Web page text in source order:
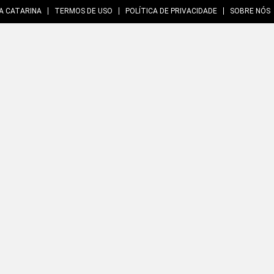
CATARINA TERMOS DE USO POLÍTICA DE PRIVACIDADE SOBRE NÓS